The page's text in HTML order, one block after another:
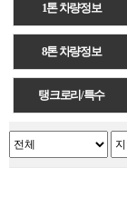
1톤 차량정보
8톤 차량정보
탱크로리/특수